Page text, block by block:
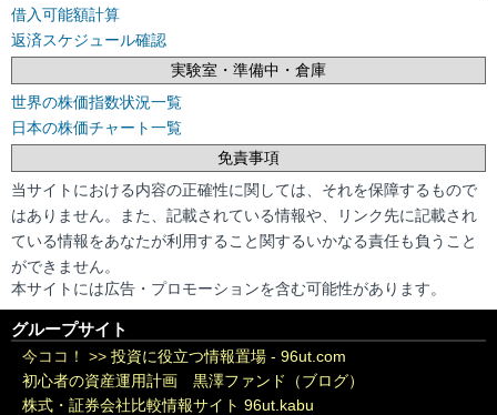
借入可能額計算
返済スケジュール確認
実験室・準備中・倉庫
世界の株価指数状況一覧
日本の株価チャート一覧
免責事項
当サイトにおける内容の正確性に関しては、それを保障するもので
はありません。また、記載されている情報や、リンク先に記載され
ている情報をあなたが利用すること関するいかなる責任も負うこと
ができません。
本サイトには広告・プロモーションを含む可能性があります。
グループサイト
今ココ！ >> 投資に役立つ情報置場 - 96ut.com
初心者の資産運用計画 黒澤ファンド（ブログ）
株式・証券会社比較情報サイト 96ut.kabu